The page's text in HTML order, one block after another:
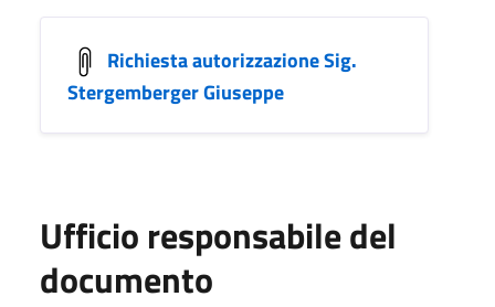
Richiesta autorizzazione Sig.
Stergemberger Giuseppe
Ufficio responsabile del
documento